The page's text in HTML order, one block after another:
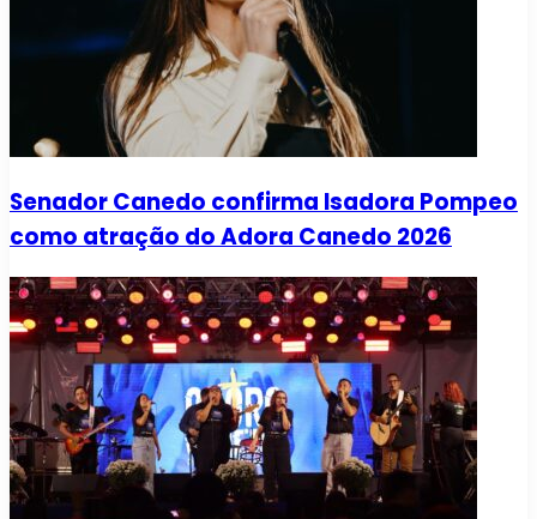
Senador Canedo confirma Isadora Pompeo
como atração do Adora Canedo 2026